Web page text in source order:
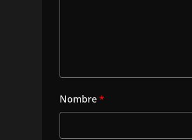
Nombre*